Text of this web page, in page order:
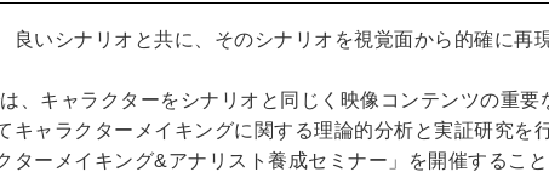
良いシナリオと共に、そのシナリオを視覚面から的確に再
、キャラクターをシナリオと同じく映像コンテンツの重要
キャラクターメイキングに関する理論的分析と実証研究を
ーメイキング&アナリスト養成セミナー」を開催すること